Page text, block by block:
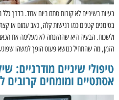
בעיות בשיניים לא קורות סתם ביום אחד. בדרך
בסימנים קטנים כמו רגישות קלה, כאב עמום או
ולשכוח. הבעיה היא שההזנחה לא מעלימה את
הזמן, מה שהתחיל כנושא פעוט הופך למשהו
טיפולי שיניים מודרניים:
אסתטיים ומומחים קרובים